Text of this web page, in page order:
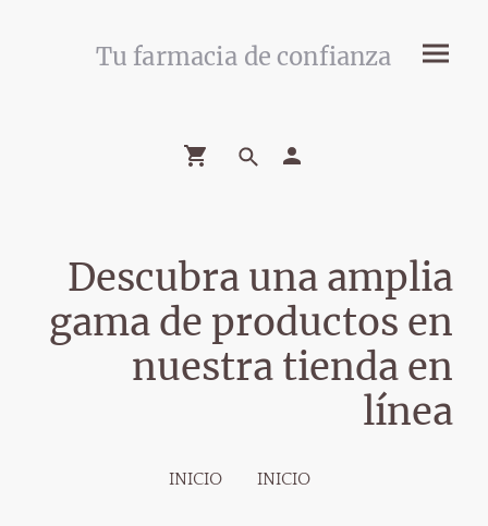
Tu farmacia de confianza
Descubra una amplia
gama de productos en
nuestra tienda en
línea
INICIO INICIO